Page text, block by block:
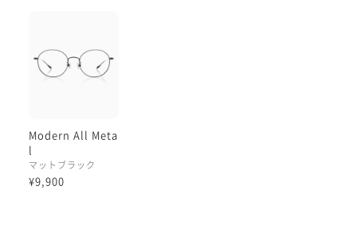
Modern All Meta
l
マットブラック
¥9,900